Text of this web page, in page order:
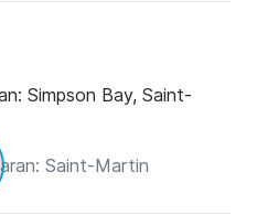
Simpson Bay, Saint-